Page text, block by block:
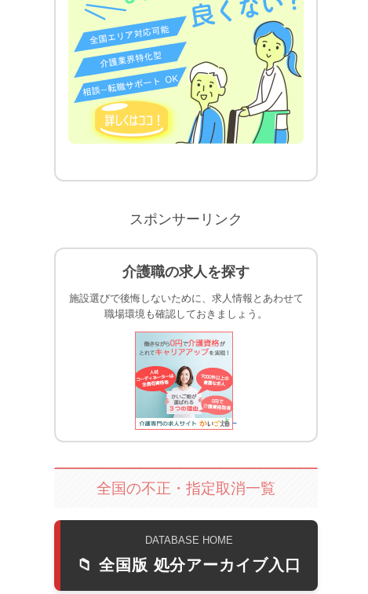
スポンサーリンク
介護職の求人を探す
施設選びで後悔しないために、求人情報とあわせて
職場環境も確認しておきましょう。
全国の不正・指定取消一覧
DATABASE HOME
📁 全国版 処分アーカイブ入口